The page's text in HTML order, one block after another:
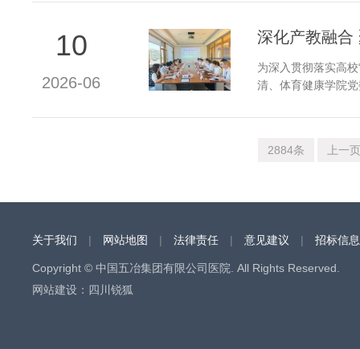
10
2026-06
深化产教融合
为深入贯彻落实高
清、体育健康学院
2884条 上一页
关于我们 | 网站地图 | 法律责任 | 意见建议 | 招标信息
Copyright © 中国五冶集团有限公司医院. All Rights Reserved.
网站建设 ： 四川锐狐